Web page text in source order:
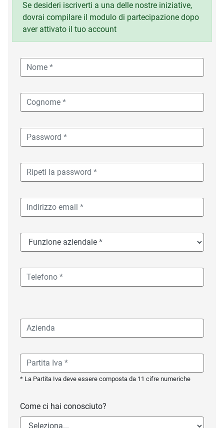
Se desideri iscriverti a una delle nostre iniziative,
dovrai compilare il modulo di partecipazione dopo
aver attivato il tuo account
* La Partita Iva deve essere composta da 11 cifre numeriche
Come ci hai conosciuto?